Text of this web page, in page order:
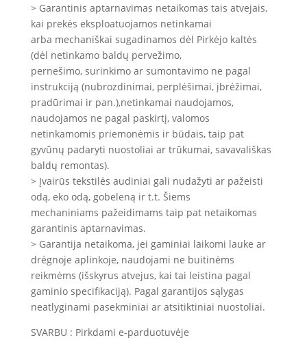
> Garantinis aptarnavimas netaikomas tais atvejais,
kai prekės eksploatuojamos netinkamai
arba mechaniškai sugadinamos dėl Pirkėjo kaltės
(dėl netinkamo baldų pervežimo,
pernešimo, surinkimo ar sumontavimo ne pagal
instrukciją (nubrozdinimai, perplėšimai, įbrėžimai,
pradūrimai ir pan.),netinkamai naudojamos,
naudojamos ne pagal paskirtį, valomos
netinkamomis priemonėmis ir būdais, taip pat
gyvūnų padaryti nuostoliai ar trūkumai, savavališkas
baldų remontas).
> Įvairūs tekstilės audiniai gali nudažyti ar pažeisti
odą, eko odą, gobeleną ir t.t. Šiems
mechaniniams pažeidimams taip pat netaikomas
garantinis aptarnavimas.
> Garantija netaikoma, jei gaminiai laikomi lauke ar
drėgnoje aplinkoje, naudojami ne buitinėms
reikmėms (išskyrus atvejus, kai tai leistina pagal
gaminio specifikaciją). Pagal garantijos sąlygas
neatlyginami pasekminiai ar atsitiktiniai nuostoliai.
SVARBU : Pirkdami e-parduotuvėje